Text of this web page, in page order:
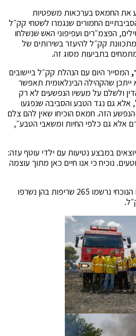
את החמאס בערכאות משפטיות
החמורים שנגמרו לשטחי קק״ל
הפצמ״רים ועפיפוני האש שנשלחו
קק״ל להיעזר בשירותים של
בתביעות מסוג זה.
המסייר היום עם הנהלת קק״ל ביישובים
ייתכן שהקהילה הבינלאומית תאפשר
ולשלם על מעשיו הנפשעים לא רק
אלא גם נגד הטבע והסביבה שנפגעו
הזה. חמאס הוכיחו שאין להם צלם
אלא גם כלפי החיות ומשאבי הטבע״,
יוצאים במבצע נטיעות עם ילדי עוטף עזה:
נוכיח כי אנו חיים כאן מתוך עוצמה
מאז פרוץ סבב האירועים הנוכחי נרשמו 265 שריפות בהן נשרפו